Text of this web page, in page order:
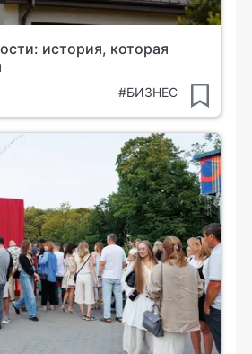
история, которая
#БИЗНЕС